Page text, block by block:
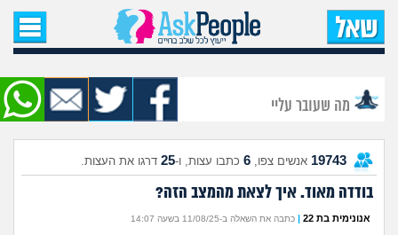
עמוד הבית
שאל שאלה
שאלות חדשות
שאלות שעוררו עניין
עצות חדשות
מה שעובר עליי
19743 אנשים צפו, 6 כתבו עצות, ו-25 דרגו את העצות.
בודדה מאוד. איך לצאת מהמצב הזה?
אנונימית בת 22 | כתבה את השאלה ב-11/08/25 בשעה 14:07